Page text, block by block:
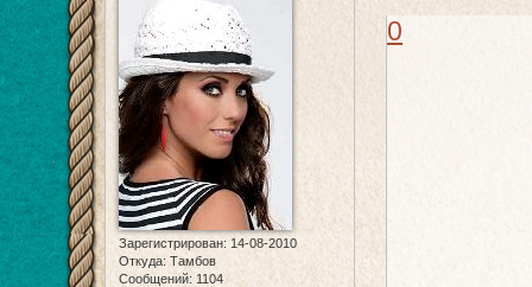
Зарегистрирован: 14-08-2010
Откуда: Тамбов
Сообщений: 1104
0